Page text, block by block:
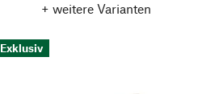
+ weitere Varianten
Exklusiv